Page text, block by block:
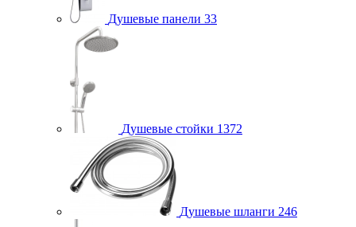
Душевые панели 33
Душевые стойки 1372
Душевые шланги 246